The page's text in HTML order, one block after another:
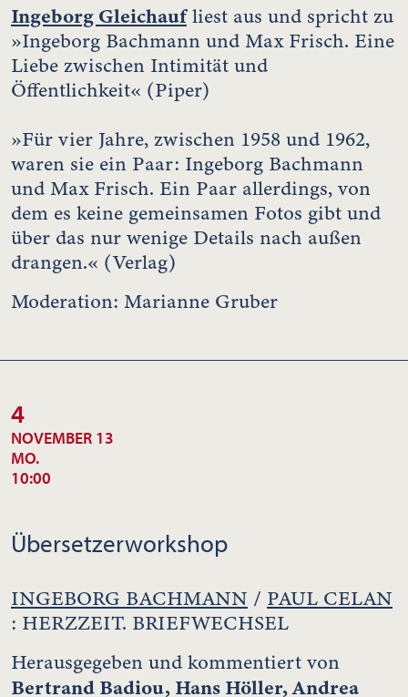
Ingeborg Gleichaufliest aus und spricht zu
»Ingeborg Bachmann und Max Frisch. Eine
Liebe zwischen Intimität und
Öffentlichkeit« (Piper)
»Für vier Jahre, zwischen 1958 und 1962,
waren sie ein Paar: Ingeborg Bachmann
und Max Frisch. Ein Paar allerdings, von
dem es keine gemeinsamen Fotos gibt und
über das nur wenige Details nach außen
drangen.« (Verlag)
Moderation: Marianne Gruber
4
NOVEMBER 13
MO.
10:00
Übersetzerworkshop
INGEBORG BACHMANN / PAUL CELAN
: HERZZEIT. BRIEFWECHSEL
Herausgegeben und kommentiert von
Bertrand Badiou, Hans Höller, Andrea